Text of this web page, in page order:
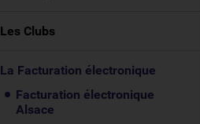
Les Clubs
La Facturation électronique
Facturation électronique
Alsace